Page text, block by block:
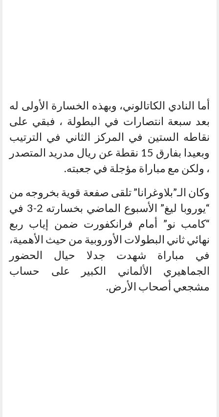
أما النادي الكاتالوني، وبهذه الخسارة الأولى له
بعد سبعة انتصارات في البطولة ، فبقي على
نقاطه الستين في المركز الثاني في الترتيب
وبعيدا بفارق 15 نقطة عن ريال مدريد المتصدر
، ولكن مع مباراة مؤجلة في جعبته.
وكان الـ”بلاوغرانا” تلقى صفعة قوية بخروجه من
“يوروبا ليغ” الأسبوع الماضي بخسارته 2-3 في
“كامب نو” أمام فرانكفورت ضمن إياب ربع
نهائي ثاني البطولات الأوروبية من حيث الأهمية،
في مباراة شهدت جدلا حيال الحضور
الجماهيري الألماني الكبير على حساب
مشجعي أصحاب الأرض.